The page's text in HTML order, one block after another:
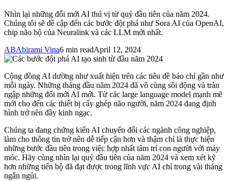
Nhìn lại những đổi mới AI thú vị từ quý đầu tiên của năm 2024.
Chúng tôi sẽ đề cập đến các bước đột phá như Sora AI của OpenAI,
chip não bộ của Neuralink và các LLM mới nhất.
ABAbirami Vina6 min readApril 12, 2024
Cộng đồng AI dường như xuất hiện trên các tiêu đề báo chí gần như
mỗi ngày. Những tháng đầu năm 2024 đã vô cùng sôi động và tràn
ngập những đổi mới AI mới. Từ các large language model mạnh mẽ
mới cho đến các thiết bị cấy ghép não người, năm 2024 đang định
hình trở nên đầy kinh ngạc.
Chúng ta đang chứng kiến AI chuyển đổi các ngành công nghiệp,
làm cho thông tin trở nên dễ tiếp cận hơn và thậm chí là thực hiện
những bước đầu tiên trong việc hợp nhất tâm trí con người với máy
móc. Hãy cùng nhìn lại quý đầu tiên của năm 2024 và xem xét kỹ
hơn những tiến bộ đã đạt được trong lĩnh vực AI chỉ trong vài tháng
ngắn ngủi.